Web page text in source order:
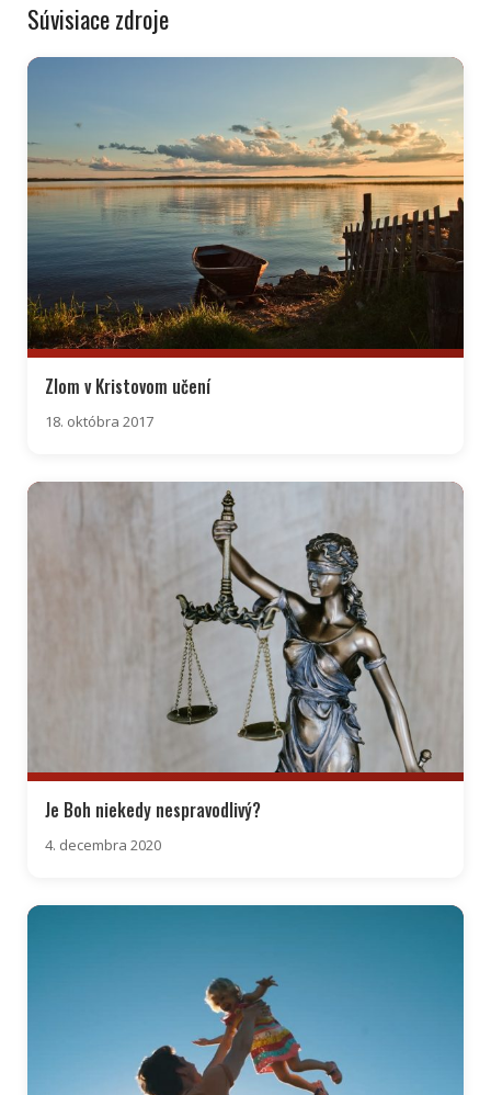
Súvisiace zdroje
Zlom v Kristovom učení
18. októbra 2017
Je Boh niekedy nespravodlivý?
4. decembra 2020